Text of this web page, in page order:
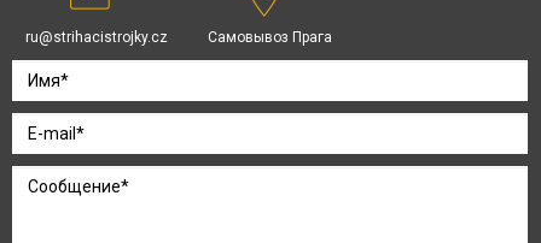
ru@strihacistrojky.cz Самовывоз Прага